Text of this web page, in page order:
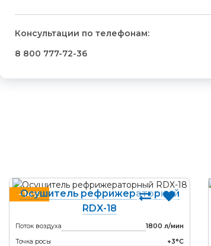
Консультации по телефонам:
8 800 777-72-36
−14%
Осушитель рефрижераторный
RDX-18
Поток воздуха
1800 л/мин
Точка росы
+3°С